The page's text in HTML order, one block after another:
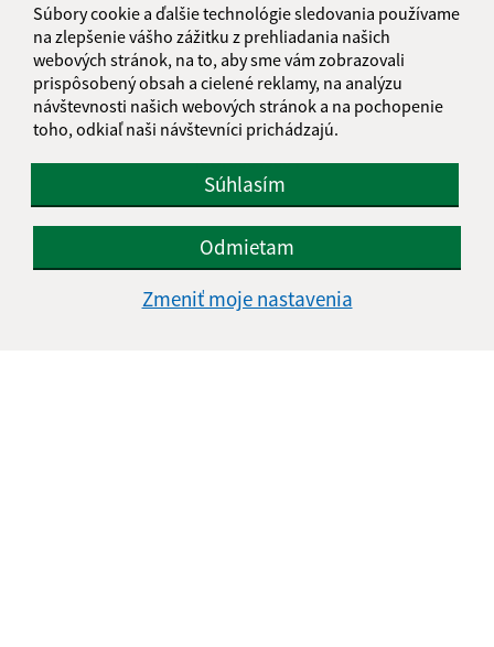
Súbory cookie a ďalšie technológie sledovania používame
na zlepšenie vášho zážitku z prehliadania našich
webových stránok, na to, aby sme vám zobrazovali
prispôsobený obsah a cielené reklamy, na analýzu
návštevnosti našich webových stránok a na pochopenie
toho, odkiaľ naši návštevníci prichádzajú.
Súhlasím
Odmietam
Zmeniť moje nastavenia
Janice 54
980 42 Rimavská Seč
info@janice.sk
+421 475 593 124
IČO: 00649864